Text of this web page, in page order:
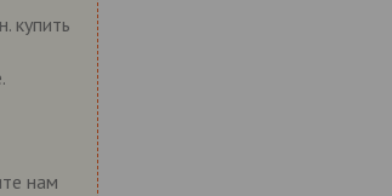
купить
нам